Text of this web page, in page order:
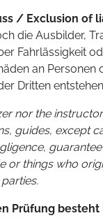
/ Exclusion of
die Ausbilder,
Fahrlässigkeit
an Personen
Dritten
nor the
guides, except
or things who
Prüfung